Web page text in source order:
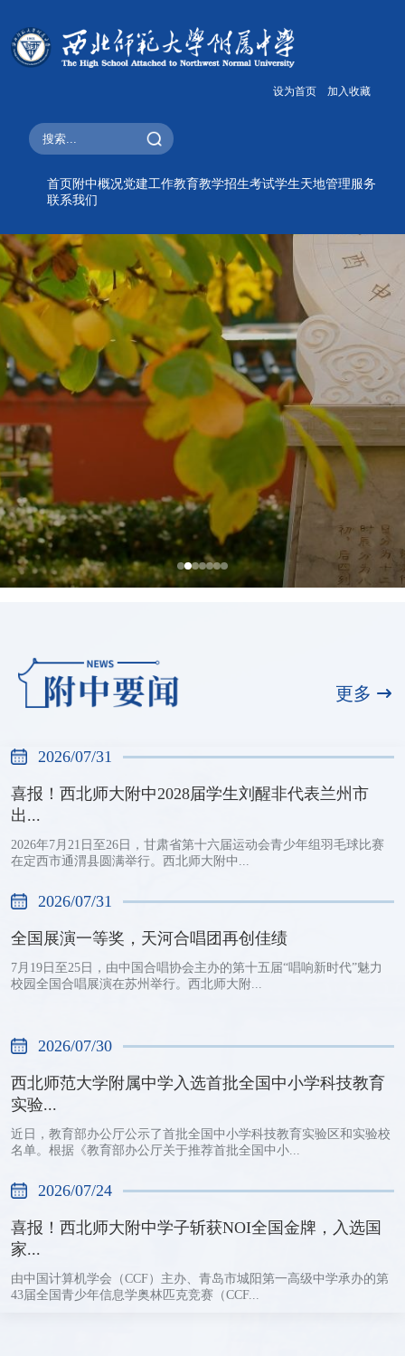
设为首页 加入收藏
首页 附中概况党建工作教育教学招生考试学生天地管理服务
联系我们
更多
喜报！西北师大附中2028届学生刘醒非
代表兰州市出战甘肃省第十六届运动会
青少年组羽毛球比赛
2026/07/31
喜报！西北师大附中2028届学生刘醒非代表兰州市
出...
2026年7月21日至26日，甘肃省第十六届运动会青少年组羽毛球比赛
在定西市通渭县圆满举行。西北师大附中...
2026/07/31
全国展演一等奖，天河合唱团再创佳绩
7月19日至25日，由中国合唱协会主办的第十五届“唱响新时代”魅力
校园全国合唱展演在苏州举行。西北师大附...
2026/07/30
西北师范大学附属中学入选首批全国中小学科技教育
实验...
近日，教育部办公厅公示了首批全国中小学科技教育实验区和实验校
名单。根据《教育部办公厅关于推荐首批全国中小...
2026/07/24
喜报！西北师大附中学子斩获NOI全国金牌，入选国
家...
由中国计算机学会（CCF）主办、青岛市城阳第一高级中学承办的第
43届全国青少年信息学奥林匹克竞赛（CCF...